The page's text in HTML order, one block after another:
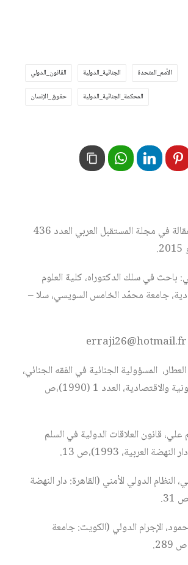
الأمم_المتحدة الجنائية_الدولية القانون_الدولي
المحكمة_الجنائية_الدولية حقوق_الإنسان
(*) نُشرت هذه المقالة في مجلة المستقبل العربي العدد 436
في سلك الدكتوراه، كلية العلوم
جامعة محمّد الخامس السويسي، سلا –
المسؤولية الجنائية في الفقه الجنائي،
مجلة العلوم القانونية والاقتصادية، العدد 1 (1990)،ص
علي، قانون العلاقات الدولية في السلم
العربية، 1993)،ص 13.
النظام الدولي الأمني (القاهرة: دار النهضة
الإجرام الدولي (الكويت: جامعة